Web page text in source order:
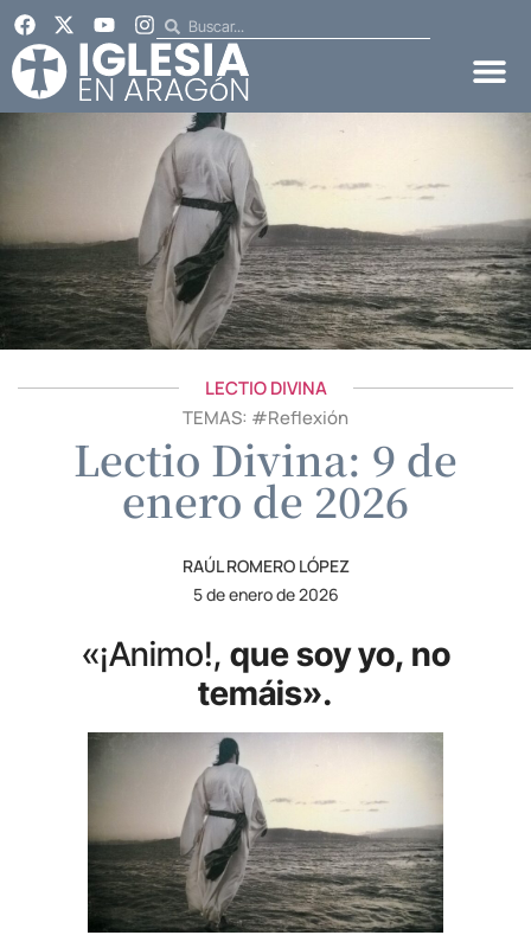
LECTIO DIVINA
TEMAS: #Reflexión
Lectio Divina: 9 de
enero de 2026
RAÚL ROMERO LÓPEZ
5 de enero de 2026
«¡Animo!, que soy yo, no
temáis».